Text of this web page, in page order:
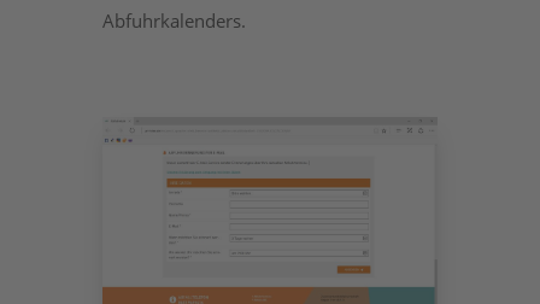
Abfuhrkalenders.